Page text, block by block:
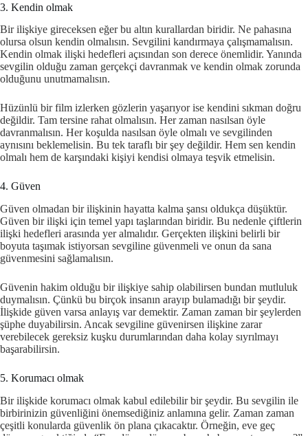
3. Kendin olmak
Bir ilişkiye gireceksen eğer bu altın kurallardan biridir. Ne pahasına
olursa olsun kendin olmalısın. Sevgilini kandırmaya çalışmamalısın.
Kendin olmak ilişki hedefleri açısından son derece önemlidir. Yanında
sevgilin olduğu zaman gerçekçi davranmak ve kendin olmak zorunda
olduğunu unutmamalısın.
Hüzünlü bir film izlerken gözlerin yaşarıyor ise kendini sıkman doğru
değildir. Tam tersine rahat olmalısın. Her zaman nasılsan öyle
davranmalısın. Her koşulda nasılsan öyle olmalı ve sevgilinden
aynısını beklemelisin. Bu tek taraflı bir şey değildir. Hem sen kendin
olmalı hem de karşındaki kişiyi kendisi olmaya teşvik etmelisin.
4. Güven
Güven olmadan bir ilişkinin hayatta kalma şansı oldukça düşüktür.
Güven bir ilişki için temel yapı taşlarından biridir. Bu nedenle çiftlerin
ilişki hedefleri arasında yer almalıdır. Gerçekten ilişkini belirli bir
boyuta taşımak istiyorsan sevgiline güvenmeli ve onun da sana
güvenmesini sağlamalısın.
Güvenin hakim olduğu bir ilişkiye sahip olabilirsen bundan mutluluk
duymalısın. Çünkü bu birçok insanın arayıp bulamadığı bir şeydir.
İlişkide güven varsa anlayış var demektir. Zaman zaman bir şeylerden
şüphe duyabilirsin. Ancak sevgiline güvenirsen ilişkine zarar
verebilecek gereksiz kuşku durumlarından daha kolay sıyrılmayı
başarabilirsin.
5. Korumacı olmak
Bir ilişkide korumacı olmak kabul edilebilir bir şeydir. Bu sevgilin ile
birbirinizin güvenliğini önemsediğiniz anlamına gelir. Zaman zaman
çeşitli konularda güvenlik ön plana çıkacaktır. Örneğin, eve geç